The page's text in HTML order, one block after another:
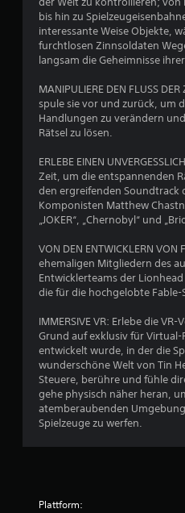
n
d
e
r
o
d
e
r
i
n
n
e
r
h
a
l
b
e
i
n
e
r
z
e
i
t
l
i
c
h
e
bis hin zu
interessante Weise Objekte,
furchtlosen Zinnsoldaten
langsam die Geheimnisse
MANIPULIERE DEN FLUSS
spule sie vor und zurück, um
Handlungen zu verändern
Rätsel zu lösen.
ERLEBE EINEN
Zeit, um die entspannenden
den ergreifenden Soundtrack
Komponisten Matthew
„JOKER“, „Chernobyl“ und
VON DEN ENTWICKLERN
ehemaligen Mitgliedern des
Entwicklerteams der
die für die hochgelobte
IMMERSIVE VR: Erlebe die
Grund auf exklusiv für
entwickelt wurde, in der die
wunderschöne Welt von Tin
Steuere, berühre und fühle
gehe physisch näher heran,
atemberaubenden
Spielzeuge zu werfen.
Plattform: